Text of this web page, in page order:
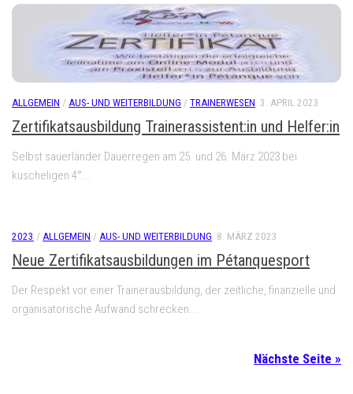
ALLGEMEIN / AUS- UND WEITERBILDUNG / TRAINERWESEN 3. APRIL 2023
Zertifikatsausbildung Trainerassistent:in und Helfer:in
Selbst sauerländer Dauerregen am 25. und 26. März 2023 bei
kuscheligen 4°...
2023 / ALLGEMEIN / AUS- UND WEITERBILDUNG 8. MÄRZ 2023
Neue Zertifikatsausbildungen im Pétanquesport
Der Respekt vor einer Trainerausbildung, der zeitliche, finanzielle und
organisatorische Aufwand schrecken...
Nächste Seite »